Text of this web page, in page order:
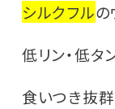
シルクフルの
低リン・低
食いつき抜群